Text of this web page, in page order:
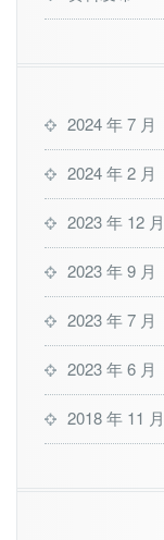
2024 年 7 月
2024 年 2 月
2023 年 12 月
2023 年 9 月
2023 年 7 月
2023 年 6 月
2018 年 11 月